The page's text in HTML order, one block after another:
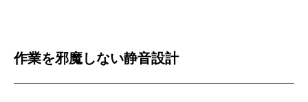
作業を邪魔しない静音設計